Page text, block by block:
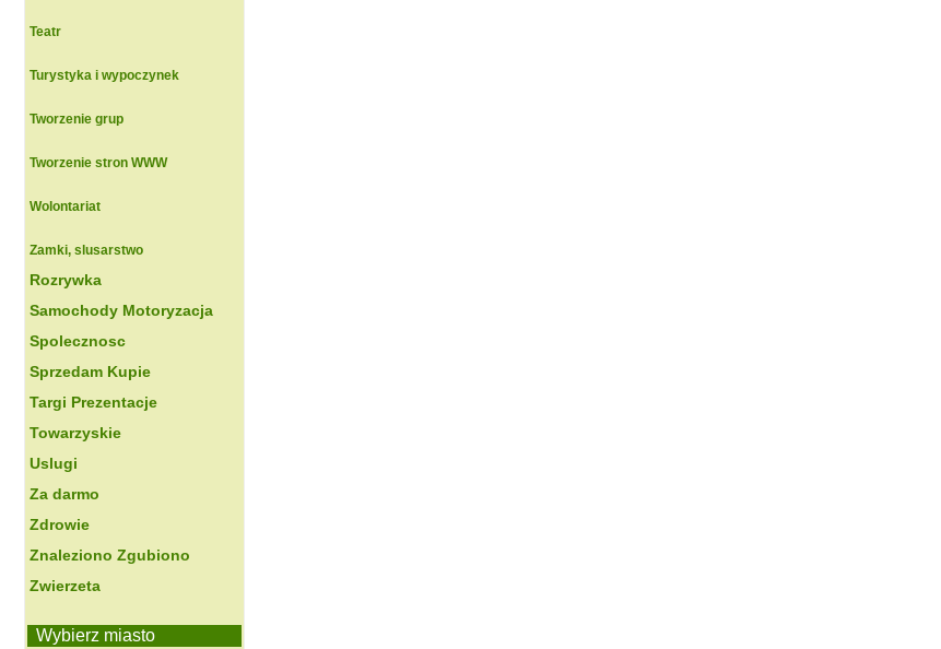
Teatr
Turystyka i wypoczynek
Tworzenie grup
Tworzenie stron WWW
Wolontariat
Zamki, slusarstwo
Rozrywka
Samochody Motoryzacja
Spolecznosc
Sprzedam Kupie
Targi Prezentacje
Towarzyskie
Uslugi
Za darmo
Zdrowie
Znaleziono Zgubiono
Zwierzeta
Wybierz miasto